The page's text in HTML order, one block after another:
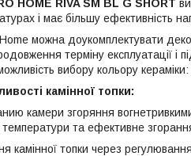
HOME RIVA SM BL G SHORT
і має більшу ефективність
можна доукомплектувати
терміну експлуатації
вибору кольору
камінної топки:
камери згоряння
та ефективне
камінної топки через